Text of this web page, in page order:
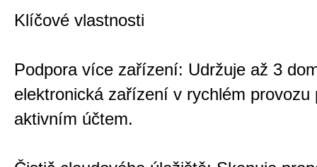
Klíčové vlastnosti
Podpora více zařízení: Udržuje až 3
elektronická zařízení v rychlém provozu
aktivním účtem.